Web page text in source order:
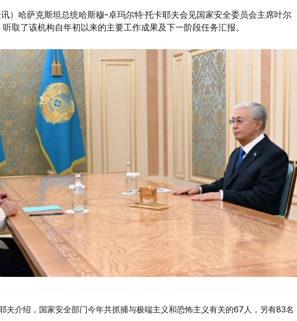
讯）哈萨克斯坦总统哈斯穆-卓玛尔特·托卡耶夫会见国家安全委员会主席叶尔
听取了该机构自年初以来的主要工作成果及下一阶段任务汇报。
夫介绍，国家安全部门今年共抓捕与极端主义和恐怖主义有关的67人，另有83名